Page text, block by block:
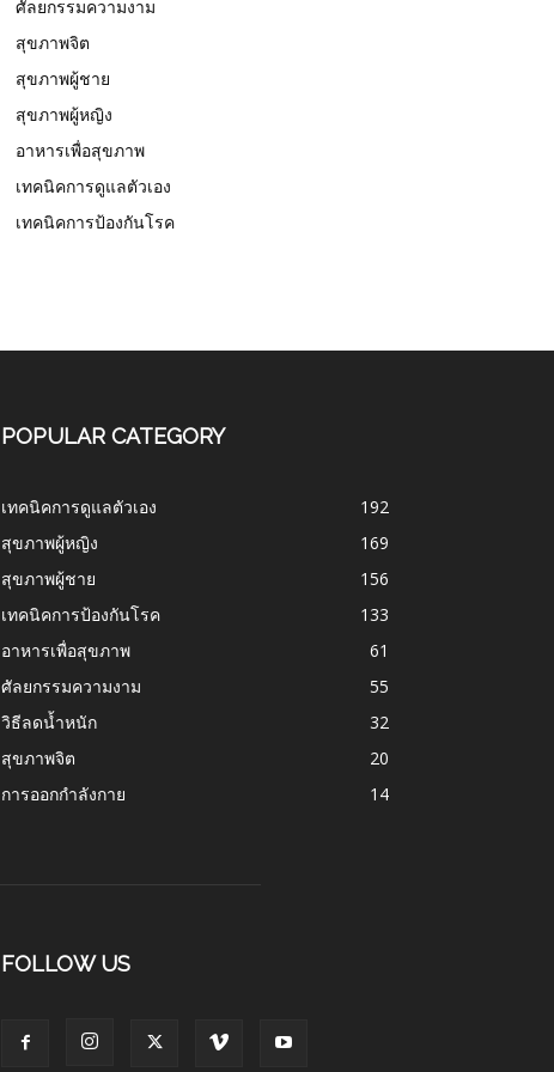
ศัลยกรรมความงาม
สุขภาพจิต
สุขภาพผู้ชาย
สุขภาพผู้หญิง
อาหารเพื่อสุขภาพ
เทคนิคการดูแลตัวเอง
เทคนิคการป้องกันโรค
POPULAR CATEGORY
เทคนิคการดูแลตัวเอง
192
สุขภาพผู้หญิง
169
สุขภาพผู้ชาย
156
เทคนิคการป้องกันโรค
133
อาหารเพื่อสุขภาพ
61
ศัลยกรรมความงาม
55
วิธีลดน้ำหนัก
32
สุขภาพจิต
20
การออกกำลังกาย
14
FOLLOW US